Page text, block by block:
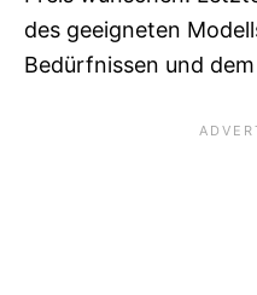
des geeigneten
Bedürfnissen und